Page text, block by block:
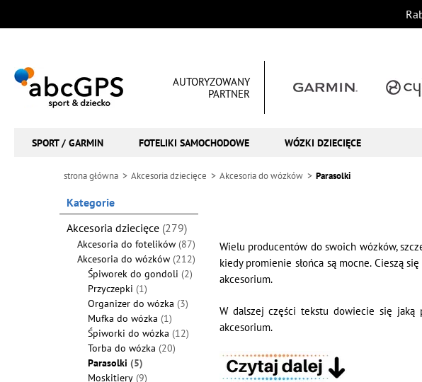
AUTORYZOWANY
PARTNER
SPORT / GARMIN FOTELIKI SAMOCHODOWE WÓZKI DZIECIĘCE
strona główna Akcesoria dziecięce Akcesoria do wózków Parasolki
Kategorie
Akcesoria dziecięce (279)
Akcesoria do fotelików (87)
Akcesoria do wózków (212)
Śpiworek do gondoli (2)
Przyczepki (1)
Organizer do wózka (3)
Mufka do wózka (1)
Śpiworki do wózka (12)
Torba do wózka (20)
Parasolki (5)
Moskitiery (9)
Wielu producentów do swoich wózków,
kiedy promienie słońca są mocne. Cieszą
akcesorium.
W dalszej części tekstu dowiecie się jaką
akcesorium.